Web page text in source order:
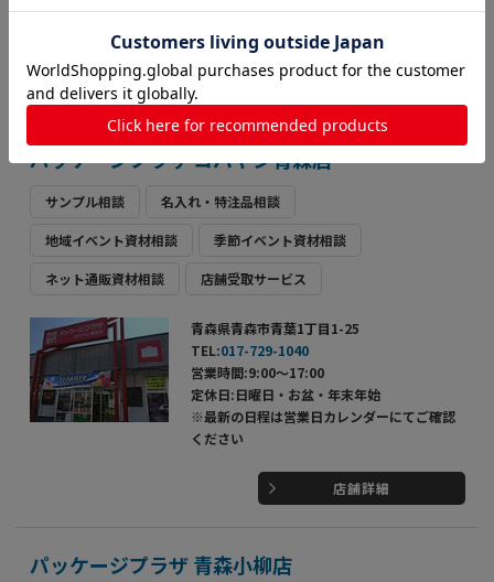
※最新の日程は営業日カレンダーにてご確認
ください
店舗詳細
パッケージプラザ コバヤシ青森店
サンプル相談 名入れ・特注品相談
地域イベント資材相談 季節イベント資材相談
ネット通販資材相談 店舗受取サービス
青森県青森市青葉1丁目1-25
TEL:017-729-1040
営業時間:9:00～17:00
定休日:日曜日・お盆・年末年始
※最新の日程は営業日カレンダーにてご確認
ください
店舗詳細
パッケージプラザ 青森小柳店